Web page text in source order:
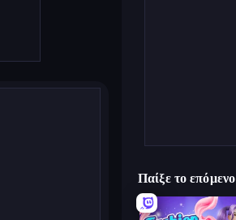
Παίξε το επόμενο